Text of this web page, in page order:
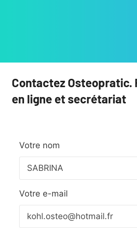
Contactez Osteopratic.
en ligne et secrétariat
Votre nom
Votre e-mail